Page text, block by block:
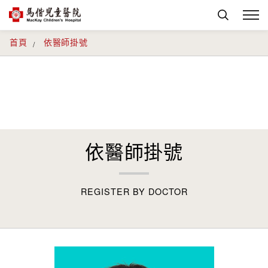
首頁 依醫師掛號
依醫師掛號
REGISTER BY DOCTOR